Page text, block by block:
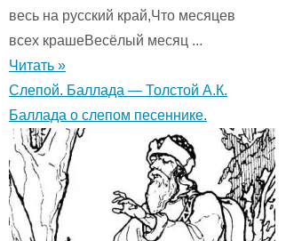
весь на русский край,Что месяцев
всех крашеВесёлый месяц ...
Читать »
Слепой. Баллада — Толстой А.К.
Баллада о слепом песеннике.